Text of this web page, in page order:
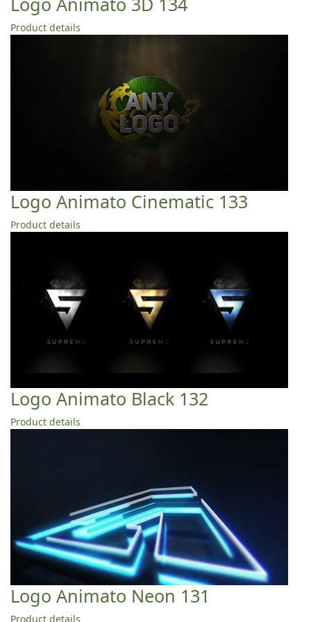
Product details
Logo Animato Cinematic 133
Product details
Logo Animato Black 132
Product details
Logo Animato Neon 131
Product details